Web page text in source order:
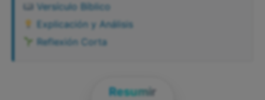
Versículo Bíblico
Explicación y Análisis
Reflexión Corta
Resumir